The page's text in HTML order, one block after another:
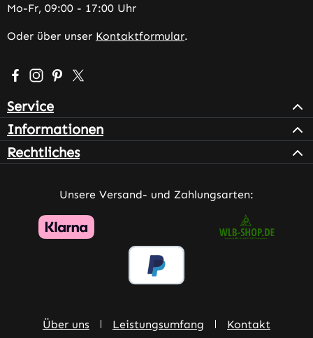
Mo-Fr, 09:00 - 17:00 Uhr
Oder über unser Kontaktformular.
Besuche uns auf Facebook – öffnet in neuem Tab
Schau auf Instagram vorbei – öffnet in neuem Tab
Lass dich auf Pinterest inspirieren – öffnet in
Folge uns auf X – öffnet in neuem Tab
Service
Informationen
Rechtliches
Unsere Versand- und Zahlungsarten:
Über uns Leistungsumfang Kontakt